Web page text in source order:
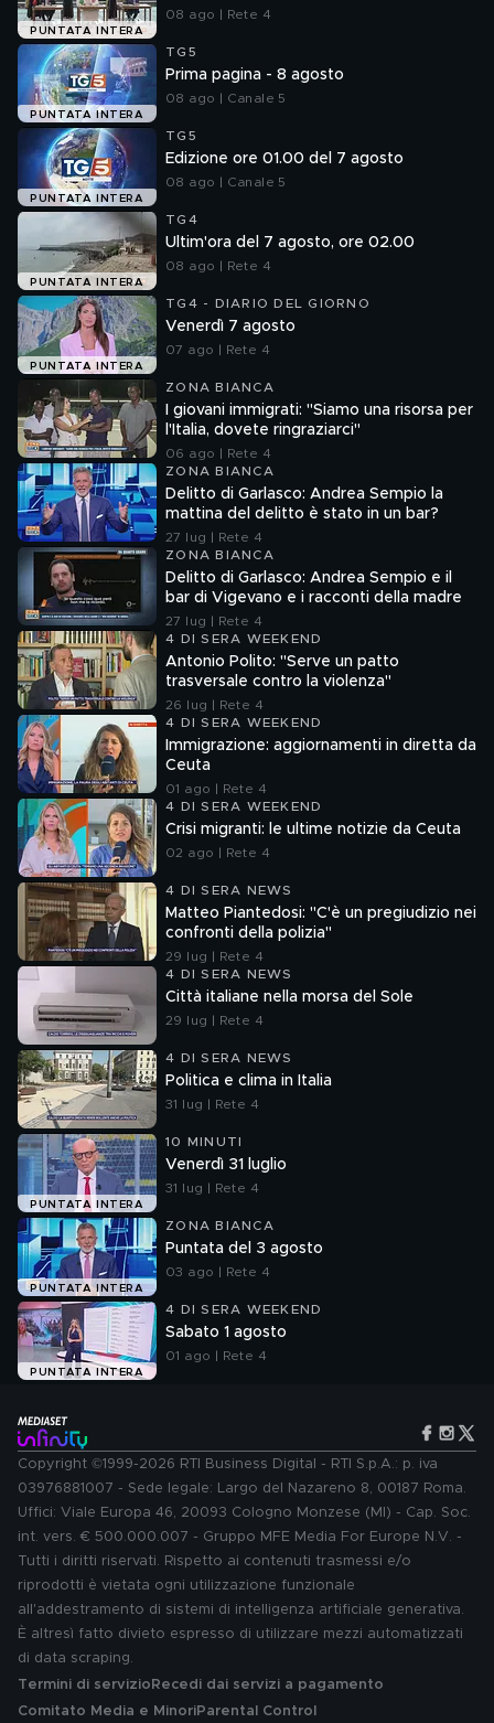
PUNTATA INTERA
08 ago | Rete 4
PUNTATA INTERA
TG5
Prima pagina - 8 agosto
08 ago | Canale 5
PUNTATA INTERA
TG5
Edizione ore 01.00 del 7 agosto
08 ago | Canale 5
PUNTATA INTERA
TG4
Ultim'ora del 7 agosto, ore 02.00
08 ago | Rete 4
PUNTATA INTERA
TG4 - DIARIO DEL GIORNO
Venerdì 7 agosto
07 ago | Rete 4
ZONA BIANCA
I giovani immigrati: "Siamo una risorsa per
l'Italia, dovete ringraziarci"
06 ago | Rete 4
ZONA BIANCA
Delitto di Garlasco: Andrea Sempio la
mattina del delitto è stato in un bar?
27 lug | Rete 4
ZONA BIANCA
Delitto di Garlasco: Andrea Sempio e il
bar di Vigevano e i racconti della madre
27 lug | Rete 4
4 DI SERA WEEKEND
Antonio Polito: "Serve un patto
trasversale contro la violenza"
26 lug | Rete 4
4 DI SERA WEEKEND
Immigrazione: aggiornamenti in diretta da
Ceuta
01 ago | Rete 4
4 DI SERA WEEKEND
Crisi migranti: le ultime notizie da Ceuta
02 ago | Rete 4
4 DI SERA NEWS
Matteo Piantedosi: "C'è un pregiudizio nei
confronti della polizia"
29 lug | Rete 4
4 DI SERA NEWS
Città italiane nella morsa del Sole
29 lug | Rete 4
4 DI SERA NEWS
Politica e clima in Italia
31 lug | Rete 4
PUNTATA INTERA
10 MINUTI
Venerdì 31 luglio
31 lug | Rete 4
PUNTATA INTERA
ZONA BIANCA
Puntata del 3 agosto
03 ago | Rete 4
PUNTATA INTERA
4 DI SERA WEEKEND
Sabato 1 agosto
01 ago | Rete 4
Copyright ©1999-2026 RTI Business Digital - RTI S.p.A.: p. iva
03976881007 - Sede legale: Largo del Nazareno 8, 00187 Roma.
Uffici: Viale Europa 46, 20093 Cologno Monzese (MI) - Cap. Soc.
int. vers. € 500.000.007 - Gruppo MFE Media For Europe N.V. -
Tutti i diritti riservati. Rispetto ai contenuti trasmessi e/o
riprodotti è vietata ogni utilizzazione funzionale
all'addestramento di sistemi di intelligenza artificiale generativa.
È altresì fatto divieto espresso di utilizzare mezzi automatizzati
di data scraping.
Termini di servizio Recedi dai servizi a pagamento
Comitato Media e MinoriParental Control